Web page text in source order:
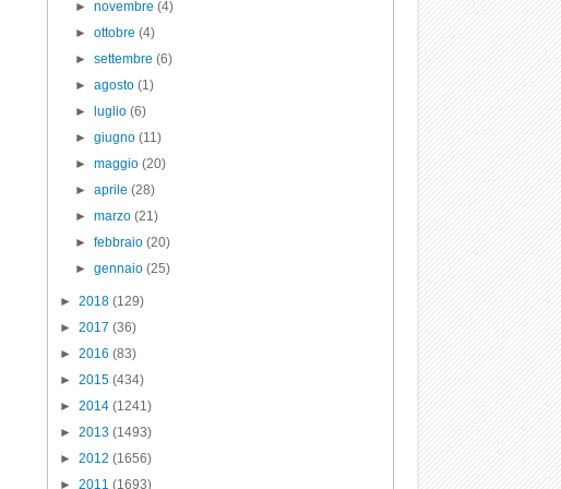
► novembre (4)
► ottobre (4)
► settembre (6)
► agosto (1)
►
luglio (6)
► giugno (11)
► maggio (20)
► aprile (28)
► marzo (21)
► febbraio (20)
► gennaio (25)
► 2018 (129)
► 2017 (36)
► 2016 (83)
► 2015 (434)
► 2014 (1241)
► 2013 (1493)
► 2012 (1656)
► 2011 (1693)